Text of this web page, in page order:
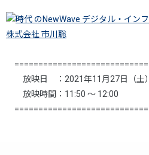
============================
放映日 ：2021年11月27日（土）
放映時間：11:50 ～ 12:00
============================